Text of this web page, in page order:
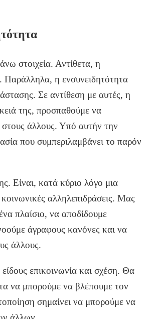
στοιχεία. Αντίθετα, η
Παράλληλα, η ενσυνειδητότητα
Σε αντίθεση με αυτές, η
της, προσπαθούμε να
άλλους. Υπό αυτήν την
που συμπεριλαμβάνει το παρόν
Είναι, κατά κύριο λόγο μια
αλληλεπιδράσεις. Μας
πλαίσιο, να αποδίδουμε
άγραφους κανόνες και να
άλλους.
επικοινωνία και σχέση. Θα
να μπορούμε να βλέπουμε τον
σημαίνει να μπορούμε να